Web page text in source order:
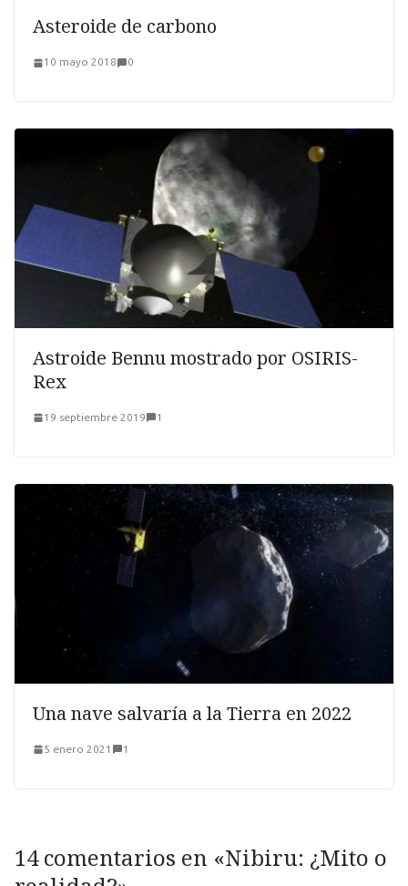
Asteroide de carbono
10 mayo 2018 0
Astroide Bennu mostrado por OSIRIS-
Rex
19 septiembre 2019 1
Una nave salvaría a la Tierra en 2022
5 enero 2021 1
14 comentarios en «Nibiru: ¿Mito o